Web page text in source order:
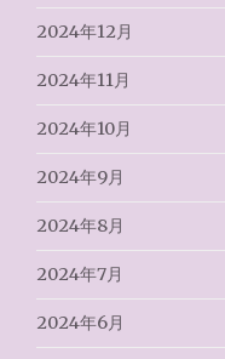
2024年12月
2024年11月
2024年10月
2024年9月
2024年8月
2024年7月
2024年6月